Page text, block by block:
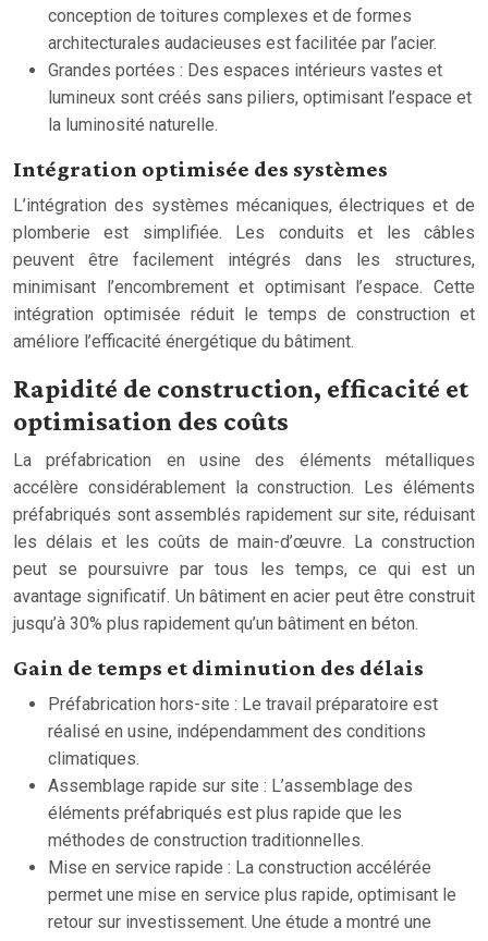
conception de toitures complexes et de formes
architecturales audacieuses est facilitée par l’acier.
Grandes portées : Des espaces intérieurs vastes et
lumineux sont créés sans piliers, optimisant l’espace et
la luminosité naturelle.
Intégration optimisée des systèmes
L’intégration des systèmes mécaniques, électriques et de
plomberie est simplifiée. Les conduits et les câbles
peuvent être facilement intégrés dans les structures,
minimisant l’encombrement et optimisant l’espace. Cette
intégration optimisée réduit le temps de construction et
améliore l’efficacité énergétique du bâtiment.
Rapidité de construction, efficacité et
optimisation des coûts
La préfabrication en usine des éléments métalliques
accélère considérablement la construction. Les éléments
préfabriqués sont assemblés rapidement sur site, réduisant
les délais et les coûts de main-d’œuvre. La construction
peut se poursuivre par tous les temps, ce qui est un
avantage significatif. Un bâtiment en acier peut être construit
jusqu’à 30% plus rapidement qu’un bâtiment en béton.
Gain de temps et diminution des délais
Préfabrication hors-site : Le travail préparatoire est
réalisé en usine, indépendamment des conditions
climatiques.
Assemblage rapide sur site : L’assemblage des
éléments préfabriqués est plus rapide que les
méthodes de construction traditionnelles.
Mise en service rapide : La construction accélérée
permet une mise en service plus rapide, optimisant le
retour sur investissement. Une étude a montré une